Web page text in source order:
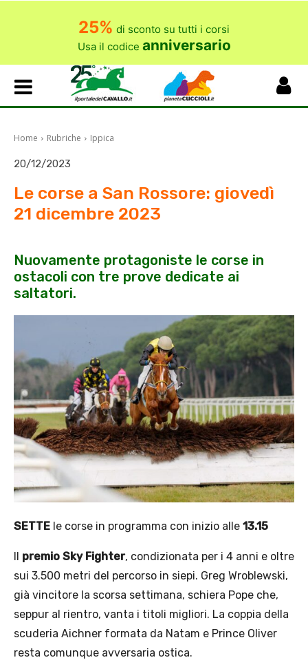
25% di sconto su tutti i corsi
Usa il codice anniversario
Home Rubriche Ippica
20/12/2023
Le corse a San Rossore: giovedì
21 dicembre 2023
Nuovamente protagoniste le corse in
ostacoli con tre prove dedicate ai
saltatori.
SETTE le corse in programma con inizio alle 13.15
Il premio Sky Fighter, condizionata per i 4 anni e oltre
sui 3.500 metri del percorso in siepi. Greg Wroblewski,
già vincitore la scorsa settimana, schiera Pope che,
seppur al rientro, vanta i titoli migliori. La coppia della
scuderia Aichner formata da Natam e Prince Oliver
resta comunque avversaria ostica.